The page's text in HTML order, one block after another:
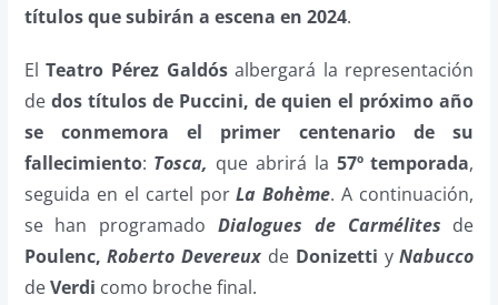
títulos que subirán a escena en 2024.
ElTeatro Pérez Galdósalbergará la representación
de dos títulos de Puccini, de quien el próximo año
se conmemora el primer centenario de su
fallecimiento: Tosca, que abrirá la 57º temporada,
seguida en el cartel porLa Bohème. A continuación,
se han programado Dialogues de Carmélites de
Poulenc, Roberto Devereux de Donizetti yNabucco
deVerdi como broche final.